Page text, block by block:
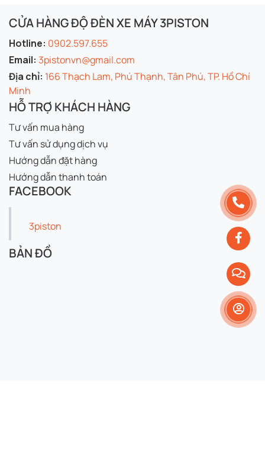
CỬA HÀNG ĐỘ ĐÈN XE MÁY 3PISTON
Hotline: 0902.597.655
Email: 3pistonvn@gmail.com
Địa chỉ: 166 Thạch Lam, Phú Thạnh, Tân Phú, TP. Hồ Chí
Minh
HỖ TRỢ KHÁCH HÀNG
Tư vấn mua hàng
Tư vấn sử dụng dịch vụ
Hướng dẫn đặt hàng
Hướng dẫn thanh toán
FACEBOOK
3piston
BẢN ĐỒ